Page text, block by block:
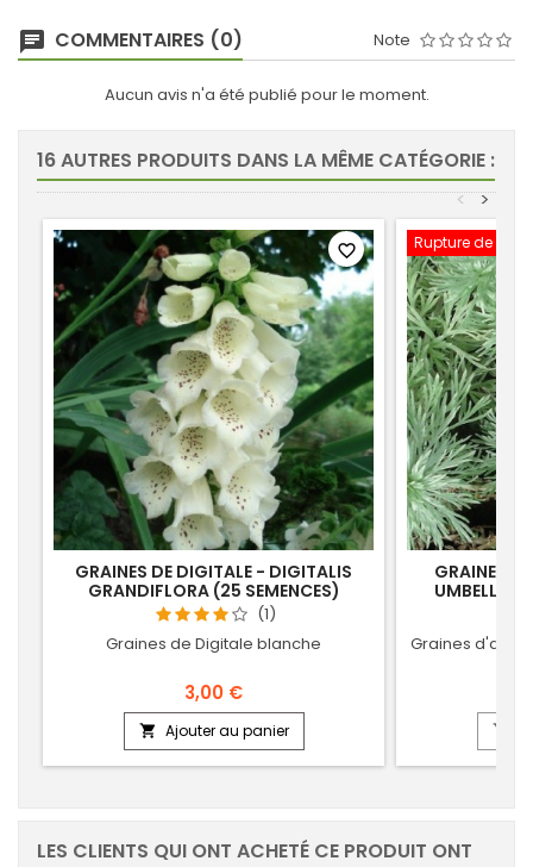
COMMENTAIRES (0) Note
Aucun avis n'a été publié pour le moment.
16 AUTRES PRODUITS DANS LA MÊME CATÉGORIE :
>
<
GRAINES DE DIGITALE - DIGITALIS
GRANDIFLORA (25 SEMENCES)
(1)
Graines de Digitale blanche
3,00 €
 Ajouter au panier
favorite_border Rupture de
GRAINES
Graines

LES CLIENTS QUI ONT ACHETÉ CE PRODUIT ONT